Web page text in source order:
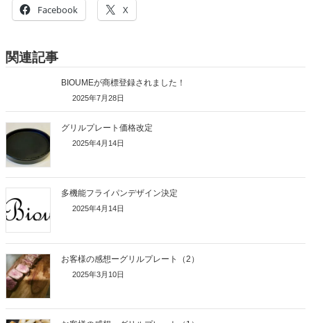
Facebook X
関連記事
BIOUMEが商標登録されました！
2025年7月28日
グリルプレート価格改定
2025年4月14日
多機能フライパンデザイン決定
2025年4月14日
お客様の感想ーグリルプレート（2）
2025年3月10日